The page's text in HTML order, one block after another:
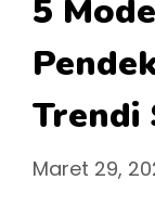
5
Trendi
Maret 29,